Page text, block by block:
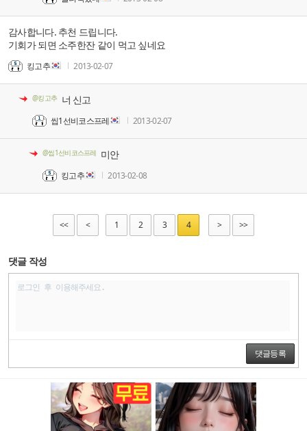
감사합니다. 추천 드립니다.
기회가 되면 소주한잔 같이 먹고 싶네요
킹고추 2013-02-07
@킹고추 너 신고
씹1선비코스프레 2013-02-07
@씹1선비코스프레 미안
킹고추 2013-02-08
<< < 1 2 3 4 > >>
댓글 작성
댓글등록